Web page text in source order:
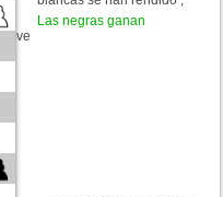
Las negras ganan